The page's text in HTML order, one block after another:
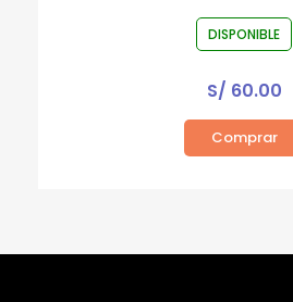
DISPONIBLE
S/ 60.00
Comprar